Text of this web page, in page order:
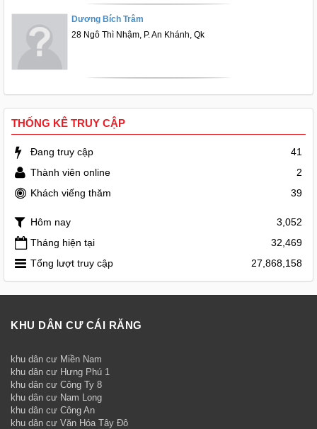
Dương Bích Trâm
28 Ngô Thì Nhậm, P. An Khánh, Qk
THỐNG KÊ TRUY CẬP
Đang truy cập
41
Thành viên online
2
Khách viếng thăm
39
Hôm nay
3,052
Tháng hiện tại
32,469
Tổng lượt truy cập
27,868,158
KHU DÂN CƯ CÁI RĂNG
khu dân cư Miền Nam
khu dân cư Hưng Phú 1
khu dân cư Công Ty 8
khu dân cư Nam Long
khu dân cư Công An
khu dân cư Văn Hóa Tây Đô